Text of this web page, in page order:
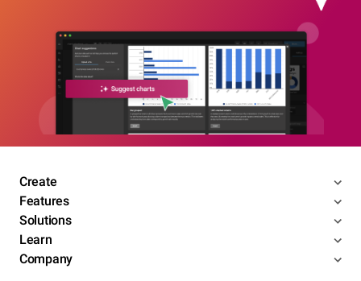
Create
Features
Solutions
Learn
Company